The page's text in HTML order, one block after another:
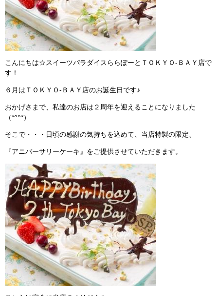
こんにちは☆スイーツパラダイスららぽーとＴＯＫＹＯ-ＢＡＹ店で
す！
６月はＴＯＫＹＯ-ＢＡＹ店のお誕生日です♪
おかげさまで、私達のお店は２周年を迎えることになりました
（*^^*）
そこで・・・日頃の感謝の気持ちを込めて、当店特製の限定、
『アニバーサリーケーキ』をご提供させていただきます。